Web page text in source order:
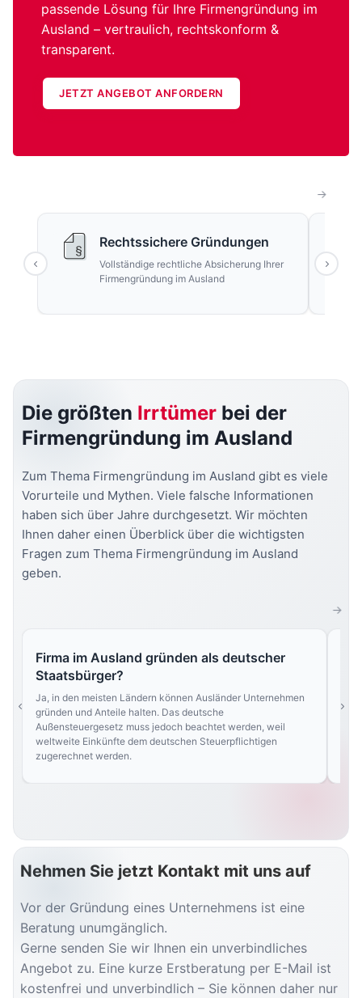
passende Lösung für Ihre Firmengründung im
Ausland – vertraulich, rechtskonform &
transparent.
JETZT ANGEBOT ANFORDERN
Rechtssichere Gründungen
Vollständige rechtliche Absicherung Ihrer
Firmengründung im Ausland
Die größten Irrtümer bei der
Firmengründung im Ausland
Zum Thema Firmengründung im Ausland gibt es viele
Vorurteile und Mythen. Viele falsche Informationen
haben sich über Jahre durchgesetzt. Wir möchten
Ihnen daher einen Überblick über die wichtigsten
Fragen zum Thema Firmengründung im Ausland
geben.
Firma im Ausland gründen als deutscher
Staatsbürger?
Ja, in den meisten Ländern können Ausländer Unternehmen
gründen und Anteile halten. Das deutsche
Außensteuergesetz muss jedoch beachtet werden, weil
weltweite Einkünfte dem deutschen Steuerpflichtigen
zugerechnet werden.
und
Nehmen Sie jetzt Kontakt mit uns auf
Vor der Gründung eines Unternehmens ist eine
Beratung unumgänglich.
Gerne senden Sie wir Ihnen ein unverbindliches
Angebot zu. Eine kurze Erstberatung per E-Mail ist
kostenfrei und unverbindlich – Sie können daher nur